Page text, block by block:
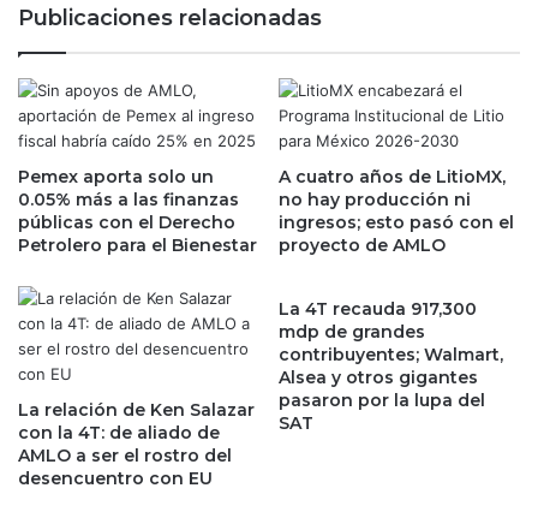
s
"
d
e
l
a
C
y
b
e
t
r
u
c
k
d
e
T
e
a
m
í
n
i
m
o
d
e
e
i
s
m
e
s
e
s
Publicaciones relacionadas
Pemex aporta solo un
0.05% más a las finanzas
públicas con el Derecho
Petrolero para el Bienestar
A cuatro años de LitioMX,
no hay producción ni
ingresos; esto pasó con el
proyecto de AMLO
La relación de Ken Salazar
con la 4T: de aliado de
AMLO a ser el rostro del
desencuentro con EU
La 4T recauda 917,300
mdp de grandes
contribuyentes; Walmart,
Alsea y otros gigantes
pasaron por la lupa del
SAT